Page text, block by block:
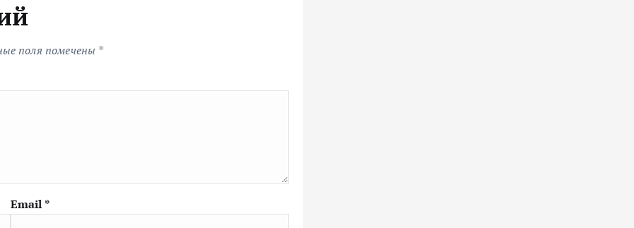
поля помечены *
Email *